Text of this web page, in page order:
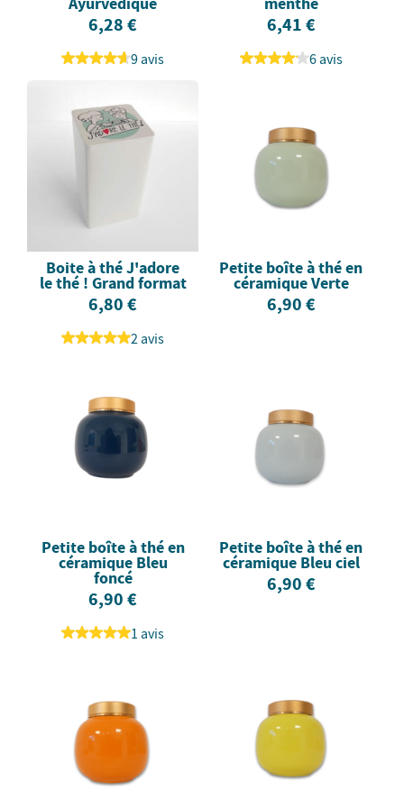
6,28 €
9 avis
6,41 €
6 avis
Boite à thé J'adore
le thé ! Grand format
6,80 €
2 avis
Petite boîte à thé en
céramique Verte
6,90 €
Petite boîte à thé en
céramique Bleu
foncé
6,90 €
1 avis
Petite boîte à thé en
céramique Bleu ciel
6,90 €